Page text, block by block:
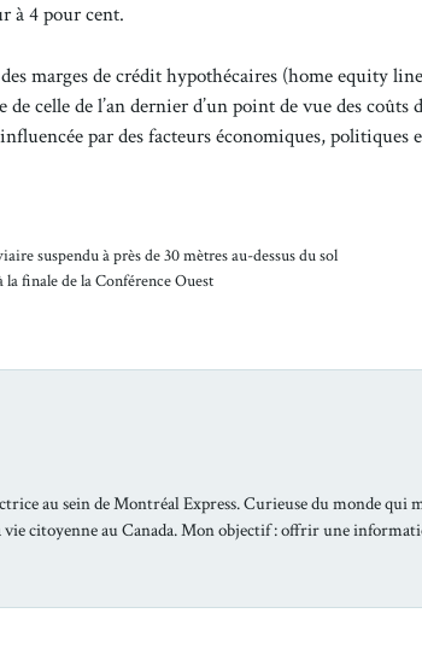
à 4 pour cent.
marges de crédit hypothécaires (home equity
celle de l’an dernier d’un point de vue des coûts
par des facteurs économiques,
suspendu à près de 30 mètres au-dessus du sol
finale de la Conférence Ouest
au sein de Montréal Express. Curieuse du monde qui
citoyenne au Canada. Mon objectif : offrir une